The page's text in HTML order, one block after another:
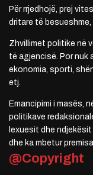
Për rrjedhojë, prej
dritare të
Zhvillimet politike në
të agjencisë. Por nuk
ekonomia, sporti,
etj.
Emancipimi i masës,
politikave
lexuesit dhe
dhe ka mbetur
@Copyright